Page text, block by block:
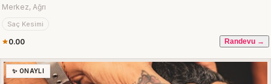
Merkez, Ağrı
Saç Kesimi
0.00 Randevu →
✨ ONAYLI